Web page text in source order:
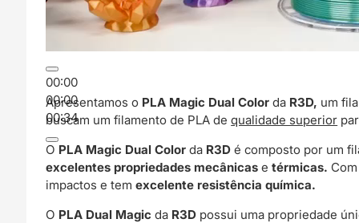
00:00
00:00
00:34
Apresentamos o PLA Magic Dual Color da R3D, um
buscam um filamento de PLA dequalidade superior
O PLA Magic Dual Color da R3D é composto por um
excelentes propriedades mecânicas etérmicas.
impactos e temexcelente resistência química.
O PLA Dual Magic da R3D possui uma propriedade